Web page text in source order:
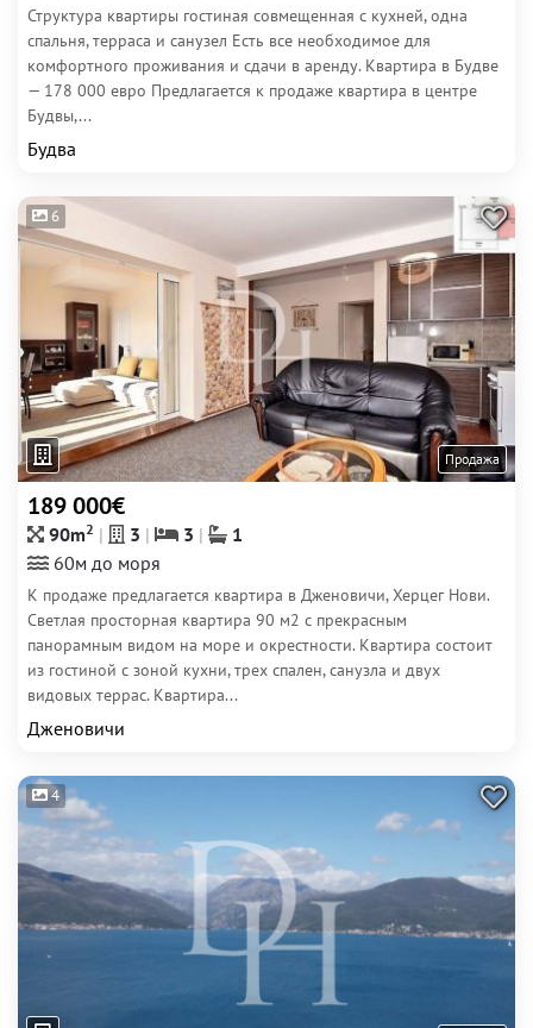
Структура квартиры гостиная совмещенная с кухней, одна
спальня, терраса и санузел Есть все необходимое для
комфортного проживания и сдачи в аренду. Квартира в Будве
— 178 000 евро Предлагается к продаже квартира в центре
Будвы,...
Будва
6
Продажа
189 000€
90m2 3 3
1
60м до моря
К продаже предлагается квартира в Дженовичи, Херцег Нови.
Светлая просторная квартира 90 м2 с прекрасным
панорамным видом на море и окрестности. Квартира состоит
из гостиной с зоной кухни, трех спален, санузла и двух
видовых террас. Квартира...
Дженовичи
4